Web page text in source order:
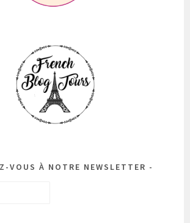
VOUS À NOTRE NEWSLETTER